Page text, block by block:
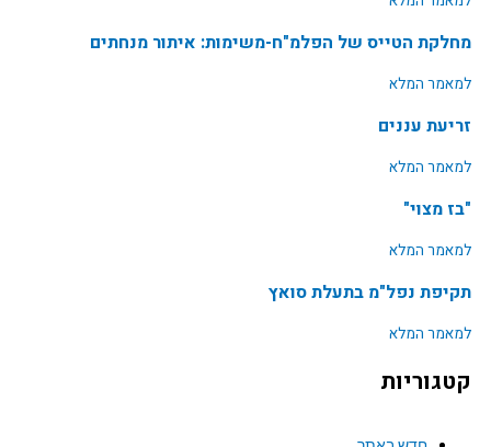
מחלקת הטייס של הפלמ"ח-משימות: איתור מנחתים
למאמר המלא
זריעת עננים
למאמר המלא
"בז מצוי"
למאמר המלא
תקיפת נפל"מ בתעלת סואץ
למאמר המלא
קטגוריות